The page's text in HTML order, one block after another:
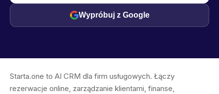
Wypróbuj z Google
Starta.one to AI CRM dla firm usługowych. Łączy
rezerwacje online, zarządzanie klientami, finanse,